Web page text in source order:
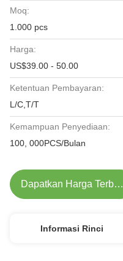
Moq:
1.000 pcs
Harga:
US$39.00 - 50.00
Ketentuan Pembayaran:
L/C,T/T
Kemampuan Penyediaan:
100, 000PCS/Bulan
Dapatkan Harga Terbaik
Informasi Rinci